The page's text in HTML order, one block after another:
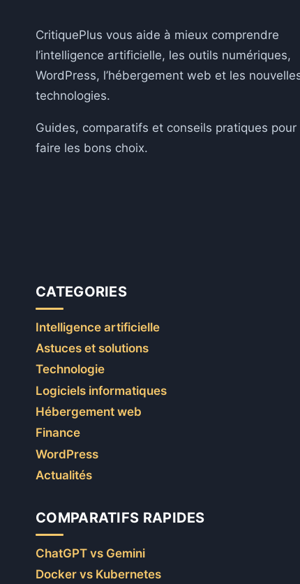
CLÉS
EN
CritiquePlus vous aide à mieux comprendre
l’intelligence artificielle, les outils numériques,
WordPress, l’hébergement web et les
technologies.
Guides, comparatifs et conseils pratiques pour
faire les bons choix.
CATEGORIES
Intelligence artificielle
Astuces et solutions
Technologie
Logiciels informatiques
Hébergement web
Finance
WordPress
Actualités
COMPARATIFS RAPIDES
ChatGPT vs Gemini
Docker vs Kubernetes